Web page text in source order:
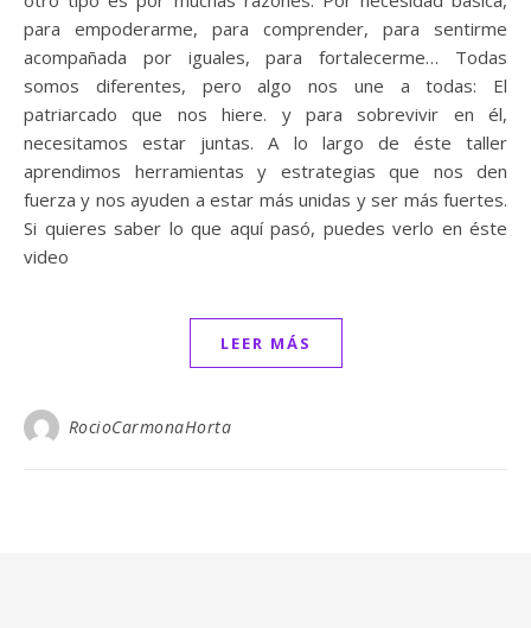
para empoderarme, para comprender, para sentirme
acompañada por iguales, para fortalecerme… Todas
somos diferentes, pero algo nos une a todas: El
patriarcado que nos hiere. y para sobrevivir en él,
necesitamos estar juntas. A lo largo de éste taller
aprendimos herramientas y estrategias que nos den
fuerza y nos ayuden a estar más unidas y ser más fuertes.
Si quieres saber lo que aquí pasó, puedes verlo en éste
video
LEER MÁS
RocioCarmonaHorta